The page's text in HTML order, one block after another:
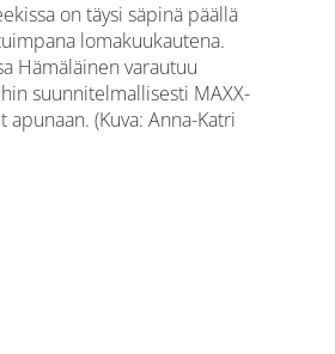
on täysi säpinä päällä
lomakuukautena.
Hämäläinen varautuu
suunnitelmallisesti MAXX-
(Kuva: Anna-Katri